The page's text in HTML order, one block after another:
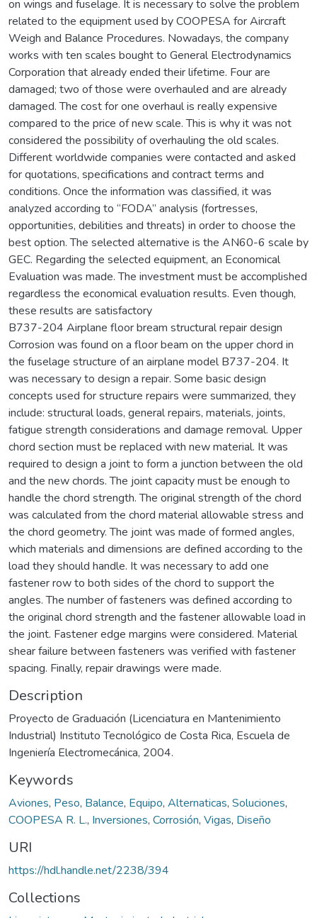
on wings and fuselage. It is necessary to solve the problem
related to the equipment used by COOPESA for Aircraft
Weigh and Balance Procedures. Nowadays, the company
works with ten scales bought to General Electrodynamics
Corporation that already ended their lifetime. Four are
damaged; two of those were overhauled and are already
damaged. The cost for one overhaul is really expensive
compared to the price of new scale. This is why it was not
considered the possibility of overhauling the old scales.
Different worldwide companies were contacted and asked
for quotations, specifications and contract terms and
conditions. Once the information was classified, it was
analyzed according to “FODA” analysis (fortresses,
opportunities, debilities and threats) in order to choose the
best option. The selected alternative is the AN60-6 scale by
GEC. Regarding the selected equipment, an Economical
Evaluation was made. The investment must be accomplished
regardless the economical evaluation results. Even though,
these results are satisfactory
B737-204 Airplane floor bream structural repair design
Corrosion was found on a floor beam on the upper chord in
the fuselage structure of an airplane model B737-204. It
was necessary to design a repair. Some basic design
concepts used for structure repairs were summarized, they
include: structural loads, general repairs, materials, joints,
fatigue strength considerations and damage removal. Upper
chord section must be replaced with new material. It was
required to design a joint to form a junction between the old
and the new chords. The joint capacity must be enough to
handle the chord strength. The original strength of the chord
was calculated from the chord material allowable stress and
the chord geometry. The joint was made of formed angles,
which materials and dimensions are defined according to the
load they should handle. It was necessary to add one
fastener row to both sides of the chord to support the
angles. The number of fasteners was defined according to
the original chord strength and the fastener allowable load in
the joint. Fastener edge margins were considered. Material
shear failure between fasteners was verified with fastener
spacing. Finally, repair drawings were made.
Description
Proyecto de Graduación (Licenciatura en Mantenimiento
Industrial) Instituto Tecnológico de Costa Rica, Escuela de
Ingeniería Electromecánica, 2004.
Keywords
Aviones, Peso, Balance, Equipo, Alternaticas, Soluciones,
COOPESA R. L., Inversiones, Corrosión, Vigas, Diseño
URI
https://hdl.handle.net/2238/394
Collections